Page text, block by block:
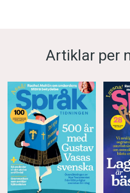
Artiklar per